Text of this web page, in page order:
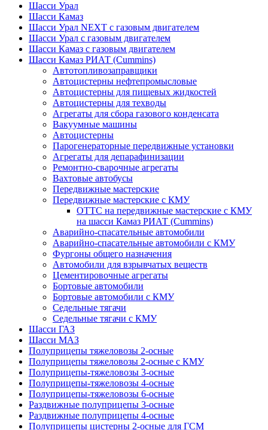
Шасси Урал
Шасси Камаз
Шасси Урал NEXT с газовым двигателем
Шасси Урал с газовым двигателем
Шасси Камаз с газовым двигателем
Шасси Камаз РИАТ (Cummins)
Автотопливозаправщики
Автоцистерны нефтепромысловые
Автоцистерны для пищевых жидкостей
Автоцистерны для техводы
Агрегаты для сбора газового конденсата
Вакуумные машины
Автоцистерны
Парогенераторные передвижные установки
Агрегаты для депарафинизации
Ремонтно-сварочные агрегаты
Вахтовые автобусы
Передвижные мастерские
Передвижные мастерские с КМУ
ОТТС на передвижные мастерские с КМУ
на шасси Камаз РИАТ (Cummins)
Аварийно-спасательные автомобили
Аварийно-спасательные автомобили с КМУ
Фургоны общего назначения
Автомобили для взрывчатых веществ
Цементировочные агрегаты
Бортовые автомобили
Бортовые автомобили с КМУ
Седельные тягачи
Седельные тягачи с КМУ
Шасси ГАЗ
Шасси МАЗ
Полуприцепы тяжеловозы 2-осные
Полуприцепы тяжеловозы 2-осные с КМУ
Полуприцепы-тяжеловозы 3-осные
Полуприцепы-тяжеловозы 4-осные
Полуприцепы-тяжеловозы 6-осные
Раздвижные полуприцепы 3-осные
Раздвижные полуприцепы 4-осные
Полуприцепы цистерны 2-осные для ГСМ